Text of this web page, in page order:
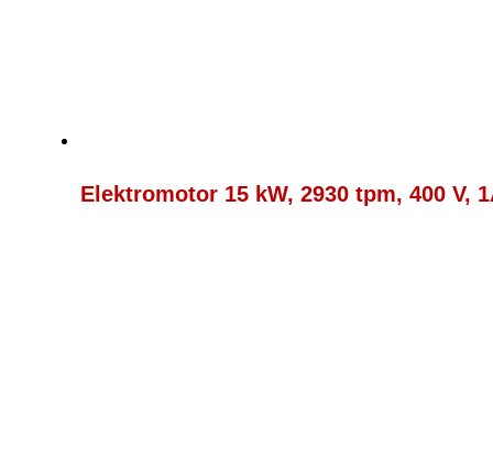
Elektromotor 15 kW, 2930 tpm, 400 V,